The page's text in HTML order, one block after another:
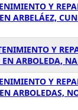
Y
ARBELÁEZ,
Y
EN ARBOLEDA,
Y
ARBOLEDAS,